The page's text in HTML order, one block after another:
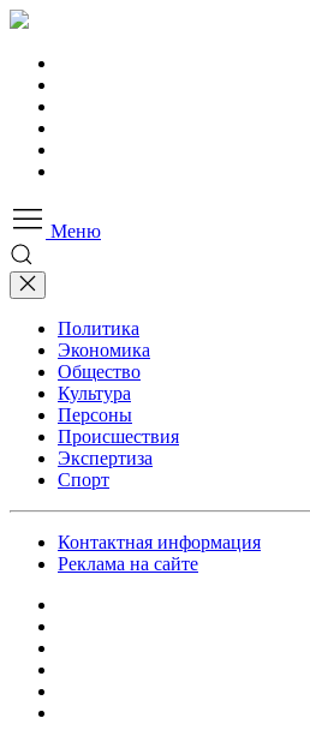
Меню
Политика
Экономика
Общество
Культура
Персоны
Происшествия
Экспертиза
Спорт
Контактная информация
Реклама на сайте